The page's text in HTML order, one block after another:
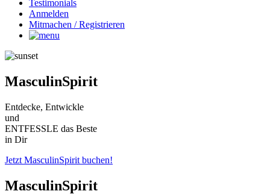
Testimonials
Anmelden
Mitmachen / Registrieren
MasculinSpirit
Entdecke, Entwickle
und
ENTFESSLE das Beste
in Dir
Jetzt MasculinSpirit buchen!
MasculinSpirit